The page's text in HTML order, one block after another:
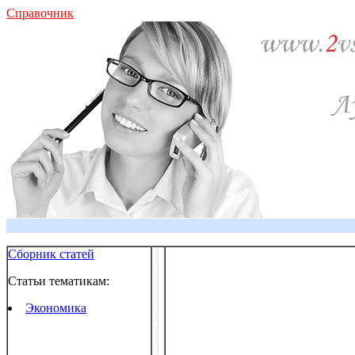
Справочник
Сборник статей
Статьи тематикам:
Экономика